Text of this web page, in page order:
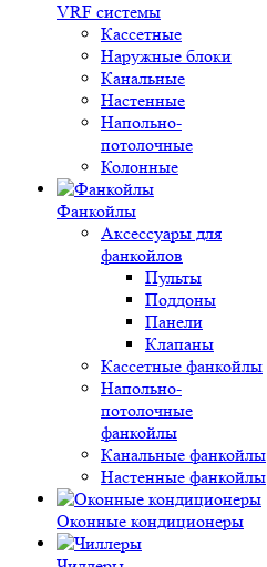
VRF системы
Кассетные
Наружные блоки
Канальные
Настенные
Напольно-
потолочные
Колонные
Фанкойлы
Аксессуары для
фанкойлов
Пульты
Поддоны
Панели
Клапаны
Кассетные фанкойлы
Напольно-
потолочные
фанкойлы
Канальные фанкойлы
Настенные фанкойлы
Оконные кондиционеры